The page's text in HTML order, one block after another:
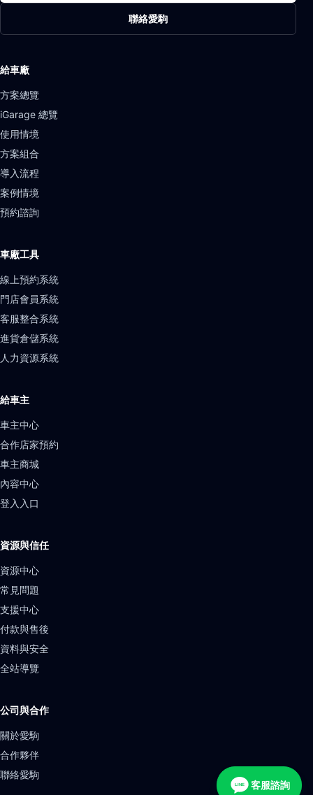
聯絡愛駒
給車廠
方案總覽
iGarage 總覽
使用情境
方案組合
導入流程
案例情境
預約諮詢
車廠工具
線上預約系統
門店會員系統
客服整合系統
進貨倉儲系統
人力資源系統
給車主
車主中心
合作店家預約
車主商城
內容中心
登入入口
資源與信任
資源中心
常見問題
支援中心
付款與售後
資料與安全
全站導覽
公司與合作
關於愛駒
合作夥伴
聯絡愛駒
LINE 客服諮詢